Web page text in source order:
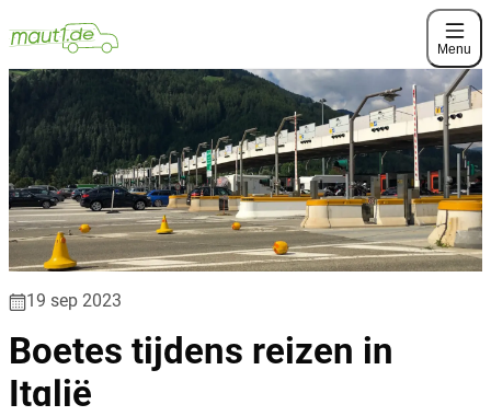
Menu
19 sep 2023
Boetes tijdens reizen in
Italië